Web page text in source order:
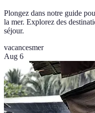
Plongez dans notre guide
la mer. Explorez des
séjour.
vacancesmer
Aug 6